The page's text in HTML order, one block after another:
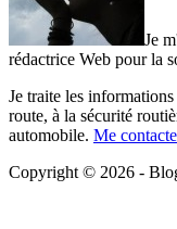
Je
rédactrice Web pour la
Je traite les
route, à la sécurité
automobile. Me
Copyright © 2026 -